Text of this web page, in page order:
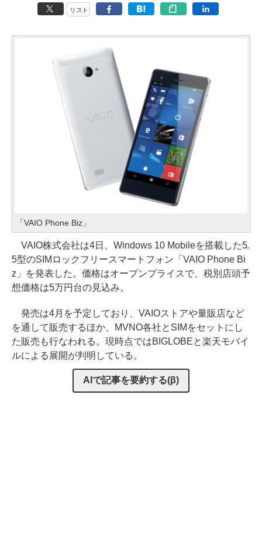
リスト
「VAIO Phone Biz」
VAIO株式会社は4日、Windows 10 Mobileを搭載した5.
5型のSIMロックフリースマートフォン「VAIO Phone Bi
z」を発表した。価格はオープンプライスで、税別店頭予
想価格は5万円台の見込み。
発売は4月を予定しており、VAIOストアや量販店など
を通して販売するほか、MVNO各社とSIMをセットにし
た販売も行なわれる。現時点ではBIGLOBEと楽天モバイ
ルによる展開が判明している。
AIで記事を要約する(β)